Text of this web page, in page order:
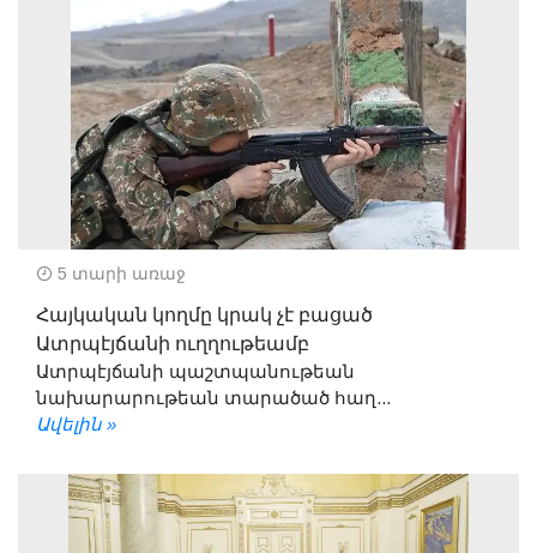
5 տարի առաջ
Հայկական կողմը կրակ չէ բացած
Ատրպէյճանի ուղղութեամբ
Ատրպէյճանի պաշտպանութեան
նախարարութեան տարածած հաղ...
Ավելին »